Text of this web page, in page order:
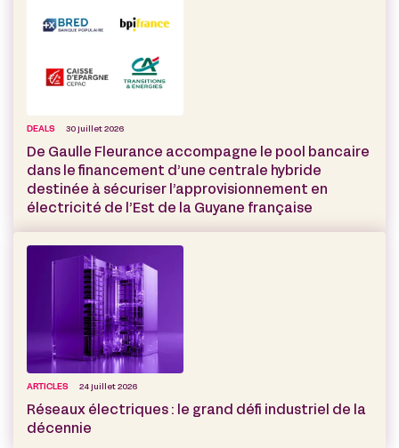
DEALS 30 juillet 2026
De Gaulle Fleurance accompagne le pool bancaire
dans le financement d’une centrale hybride
destinée à sécuriser l’approvisionnement en
électricité de l’Est de la Guyane française
ARTICLES 24 juillet 2026
Réseaux électriques : le grand défi industriel de la
décennie